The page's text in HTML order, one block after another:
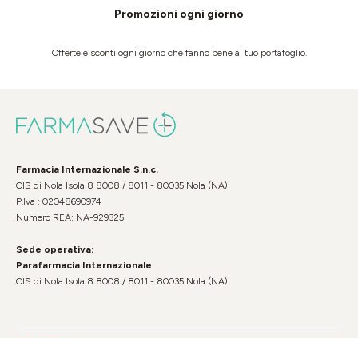
Promozioni ogni giorno
Offerte e sconti ogni giorno che fanno bene al tuo portafoglio.
Farmacia Internazionale S.n.c.
CIS di Nola Isola 8 8008 / 8011 - 80035 Nola (NA)
P.Iva : 02048690974
Numero REA: NA-929325
Sede operativa:
Parafarmacia Internazionale
CIS di Nola Isola 8 8008 / 8011 - 80035 Nola (NA)